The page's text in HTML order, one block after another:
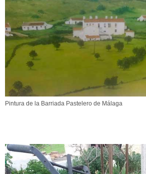
Pintura de la Barriada Pastelero de Málaga